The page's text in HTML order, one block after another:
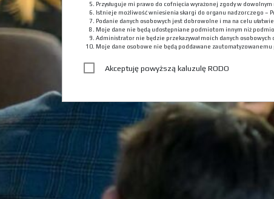
Przysługuje mi prawo do cofnięcia wyrażonej zgody w
Istnieje możliwość wniesienia skargi do organu nadzorczego –
Podanie danych osobowych jest dobrowolne i ma na celu
Moje dane nie będą udostępniane podmiotom innym niż
Administrator nie będzie przekazywał moich danych
Moje dane osobowe nie będą poddawane
Akceptuję powyższą kaluzulę RODO